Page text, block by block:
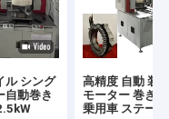
ル シング
自動巻き
高精度 自動 装
モーター 巻き
乗用車 ステータ